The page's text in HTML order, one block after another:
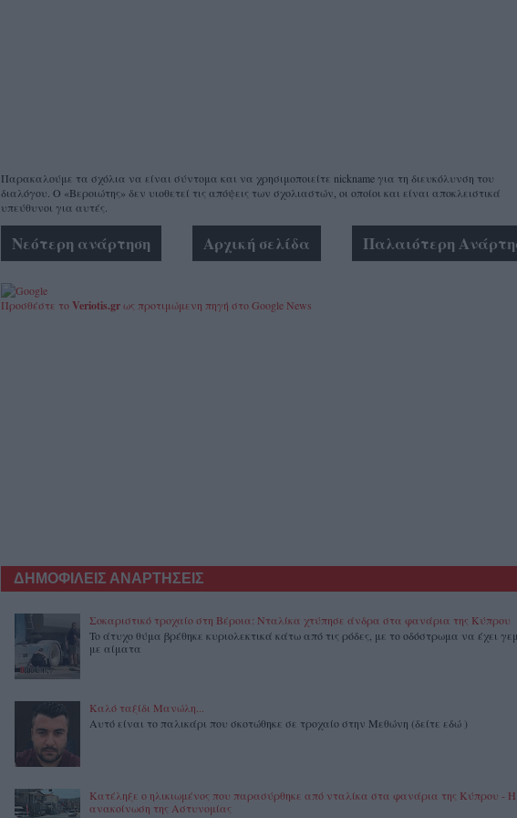
Παρακαλούμε τα σχόλια να είναι σύντομα και να χρησιμοποιείτε nickname για τη διευκόλυνση του
διαλόγου. Ο «Βεροιώτης» δεν υιοθετεί τις απόψεις των σχολιαστών, οι οποίοι και είναι αποκλειστικά
υπεύθυνοι για αυτές.
Νεότερη ανάρτηση Παλαιότερη
Αρχική σελίδα
Προσθέστε τοVeriotis.grως προτιμώμενη πηγή στο Google News
ΔΗΜΟΦΙΛΕΙΣ ΑΝΑΡΤΗΣΕΙΣ
Σοκαριστικό τροχαίο στη Βέροια: Νταλίκα χτύπησε άνδρα στα φανάρια της Κύπρου
To άτυχο θύμα βρέθηκε κυριολεκτικά κάτω από τις ρόδες, με το οδόστρωμα να έχει
με αίματα
Καλό ταξίδι Μανώλη...
Αυτό είναι το παλικάρι που σκοτώθηκε σε τροχαίο στην Μεθώνη (δείτε εδώ )
Κατέληξε ο ηλικιωμένος που παρασύρθηκε από νταλίκα στα φανάρια της Κύπρου - Η
ανακοίνωση της Αστυνομίας